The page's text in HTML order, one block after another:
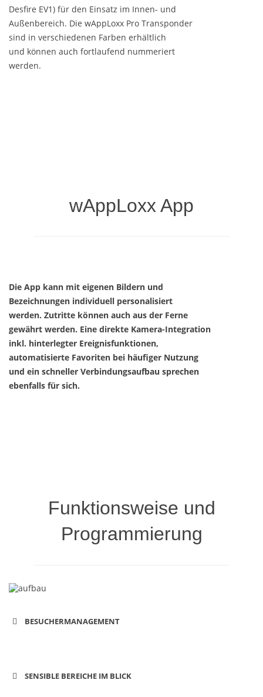
Desfire EV1) für den Einsatz im Innen- und
Außenbereich. Die wAppLoxx Pro Transponder
sind in verschiedenen Farben erhältlich
und können auch fortlaufend nummeriert
werden.
wAppLoxx App
Die App kann mit eigenen Bildern und
Bezeichnungen individuell personalisiert
werden. Zutritte können auch aus der Ferne
gewährt werden. Eine direkte Kamera-Integration
inkl. hinterlegter Ereignisfunktionen,
automatisierte Favoriten bei häufiger Nutzung
und ein schneller Verbindungsaufbau sprechen
ebenfalls für sich.
Funktionsweise und
Programmierung
BESUCHERMANAGEMENT
SENSIBLE BEREICHE IM BLICK